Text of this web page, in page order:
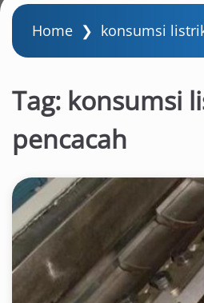
o
Home ❯ konsumsi
Tag: konsumsi
pencacah